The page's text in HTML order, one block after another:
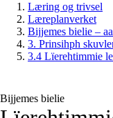
Læring og trivsel
Læreplanverket
Bijjemes bielie –
3. Prinsihph
3.4 Lïerehtimmie
Bijjemes bielie